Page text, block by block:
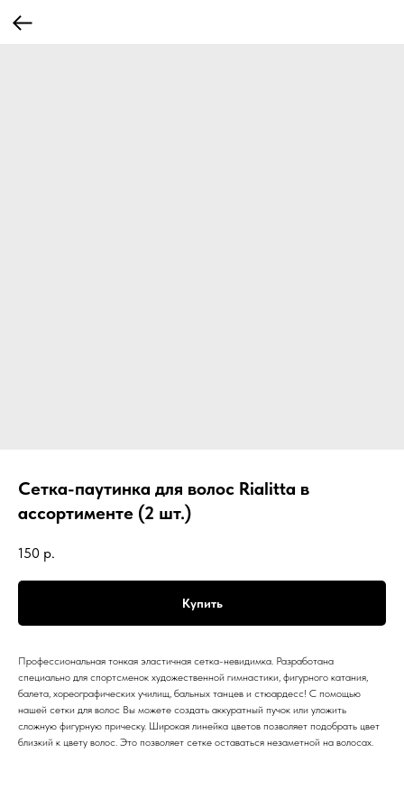
Сетка-паутинка для волос Rialitta в
ассортименте (2 шт.)
150 р.
Купить
Профессиональная тонкая эластичная сетка-невидимка. Разработана
специально для спортсменок художественной гимнастики, фигурного катания,
балета, хореографических училищ, бальных танцев и стюардесс! С помощью
нашей сетки для волос Вы можете создать аккуратный пучок или уложить
сложную фигурную прическу. Широкая линейка цветов позволяет подобрать цвет
близкий к цвету волос. Это позволяет сетке оставаться незаметной на волосах.